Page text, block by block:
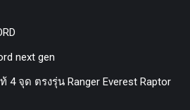
next gen
4 จุด ตรงรุ่น Ranger Everest Raptor